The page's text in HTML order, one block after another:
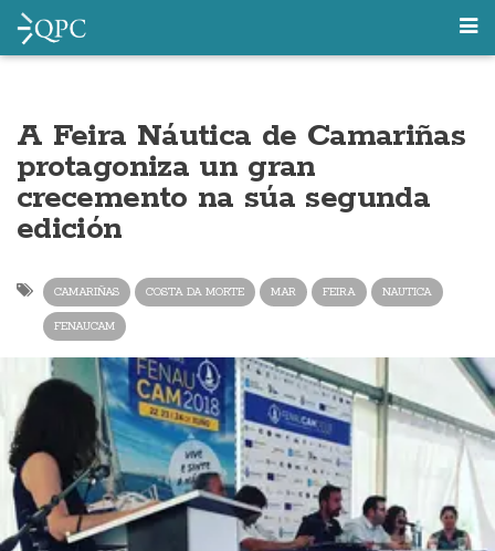
A Feira Náutica de Camariñas
protagoniza un gran
crecemento na súa segunda
edición
CAMARIÑAS COSTA DA MORTE MAR FEIRA NAUTICA
FENAUCAM